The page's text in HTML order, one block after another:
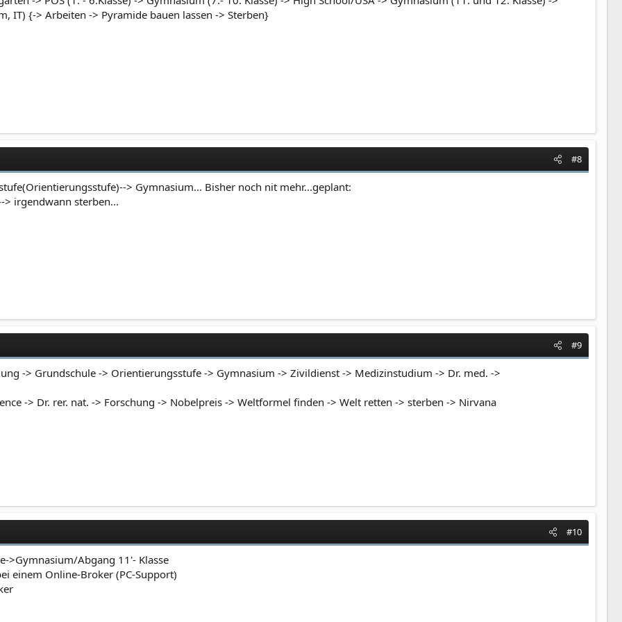
IT) {-> Arbeiten -> Pyramide bauen lassen -> Sterben}
#8
> Gymnasium... Bisher noch nit mehr...geplant:
irgendwann sterben...
#9
-> Grundschule -> Orientierungsstufe -> Gymnasium -> Zivildienst -> Medizinstudium -> Dr. med. ->
-> Dr. rer. nat. -> Forschung -> Nobelpreis -> Weltformel finden -> Welt retten -> sterben -> Nirvana
#10
>Gymnasium/Abgang 11'- Klasse
einem Online-Broker (PC-Support)